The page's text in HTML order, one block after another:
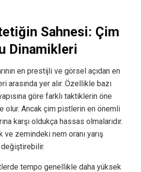
Sahnesi: Çim
Dinamikleri
en prestijli ve görsel açıdan en
arasında yer alır. Özellikle bazı
göre farklı taktiklerin öne
olur. Ancak çim pistlerin en önemli
karşı oldukça hassas olmalarıdır.
ve zemindeki nem oranı yarış
tempo genellikle daha yüksek